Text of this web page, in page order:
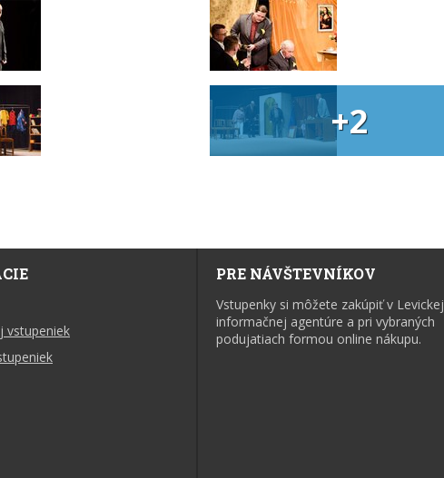
+2
vstupeniek
PRE NÁVŠTEVNÍKOV
Vstupenky si môžete zakúpiť v Levickej
informačnej agentúre a pri vybraných
podujatiach formou online nákupu.